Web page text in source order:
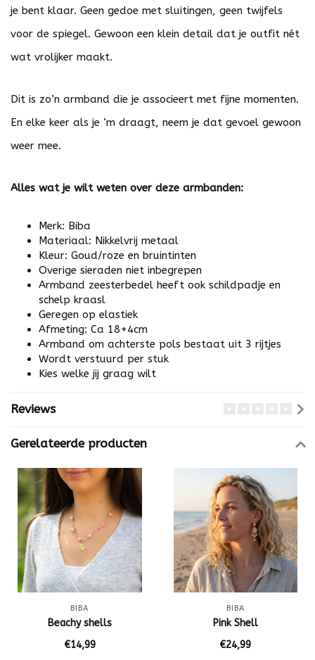
je bent klaar. Geen gedoe met sluitingen, geen twijfels
voor de spiegel. Gewoon een klein detail dat je outfit nét
wat vrolijker maakt.
Dit is zo’n armband die je associeert met fijne momenten.
En elke keer als je ‘m draagt, neem je dat gevoel gewoon
weer mee.
Alles wat je wilt weten over deze armbanden:
Merk: Biba
Materiaal: Nikkelvrij metaal
Kleur: Goud/roze en bruintinten
Overige sieraden niet inbegrepen
Armband zeesterbedel heeft ook schildpadje en
schelp kraasl
Geregen op elastiek
Afmeting: Ca 18+4cm
Armband om achterste pols bestaat uit 3 rijtjes
Wordt verstuurd per stuk
Kies welke jij graag wilt
Reviews
Gerelateerde producten
BIBA
Beachy shells
€14,99
BIBA
Pink Shell
€24,99